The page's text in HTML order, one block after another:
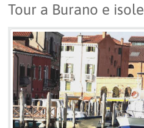
Tour a Burano e isole